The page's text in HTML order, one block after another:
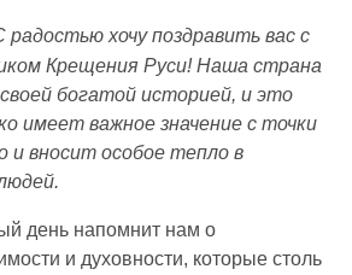
радостью хочу поздравить вас с
Крещения Руси! Наша страна
своей богатой историей, и это
имеет важное значение с точки
и вносит особое тепло в
день напомнит нам о
и духовности, которые столь